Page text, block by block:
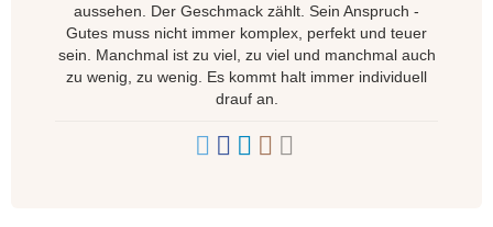
aussehen. Der Geschmack zählt. Sein Anspruch -
Gutes muss nicht immer komplex, perfekt und teuer
sein. Manchmal ist zu viel, zu viel und manchmal auch
zu wenig, zu wenig. Es kommt halt immer individuell
drauf an.